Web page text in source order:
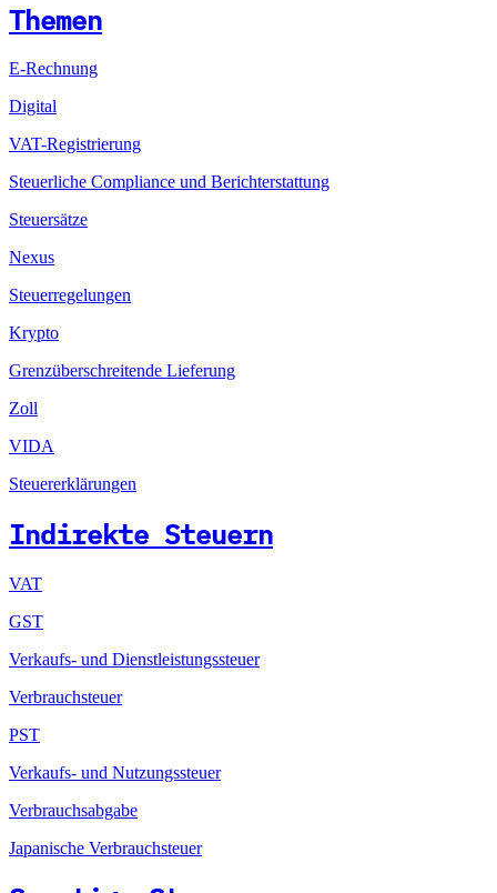
Themen
E-Rechnung
Digital
VAT-Registrierung
Steuerliche Compliance und Berichterstattung
Steuersätze
Nexus
Steuerregelungen
Krypto
Grenzüberschreitende Lieferung
Zoll
VIDA
Steuererklärungen
Indirekte Steuern
VAT
GST
Verkaufs- und Dienstleistungssteuer
Verbrauchsteuer
PST
Verkaufs- und Nutzungssteuer
Verbrauchsabgabe
Japanische Verbrauchsteuer